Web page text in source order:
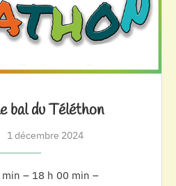
bal du Téléthon
1 décembre 2024
– 18 h 00 min –